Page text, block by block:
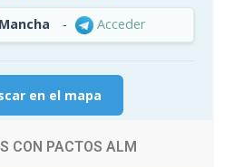
- Acceder
en el mapa
CON PACTOS ALM